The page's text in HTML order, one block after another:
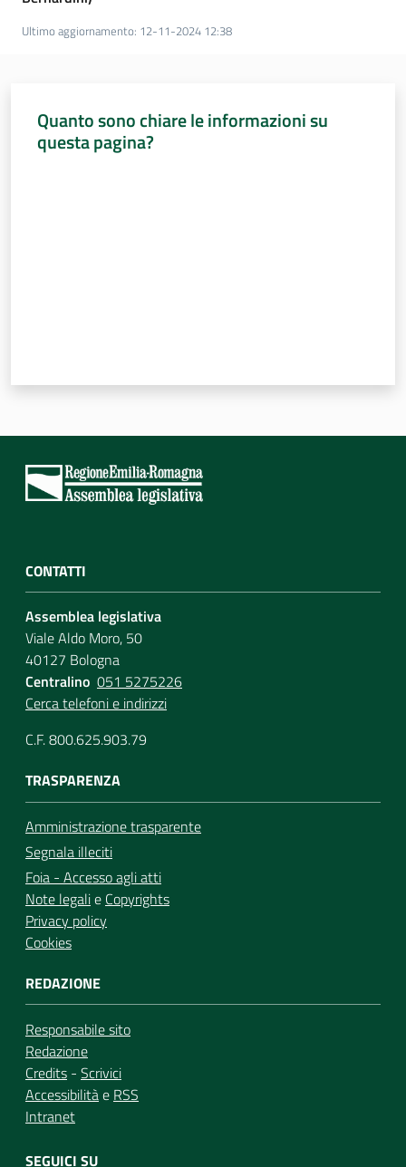
Ultimo aggiornamento: 12-11-2024 12:38
Quanto sono chiare le informazioni su
questa pagina?
CONTATTI
Assemblea legislativa
Viale Aldo Moro, 50
40127 Bologna
Centralino 051 5275226
Cerca telefoni e indirizzi
C.F. 800.625.903.79
TRASPARENZA
Amministrazione trasparente
Segnala illeciti
Foia - Accesso agli atti
Note legalie Copyrights
Privacy policy
Cookies
REDAZIONE
Responsabile sito
Redazione
Credits - Scrivici
Accessibilitàe RSS
Intranet
SEGUICI SU